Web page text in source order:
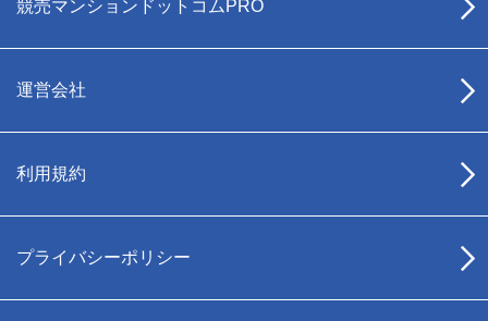
競売マンションドットコムPRO
運営会社
利用規約
プライバシーポリシー